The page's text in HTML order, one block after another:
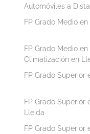
Automóviles a
FP Grado Medio
FP Grado Medio
Climatización en
FP Grado Superior
FP Grado Superior
Lleida
FP Grado Superior